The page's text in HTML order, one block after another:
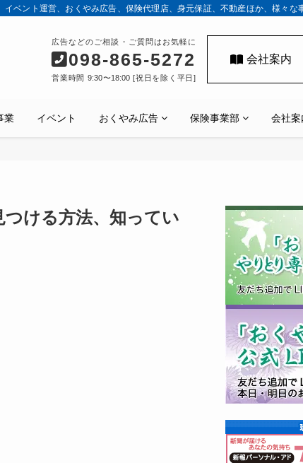
ント運営、おくやみ広告、保険代理店、身元保証、不動産ほか、様々な
広告などのご相談・ご質問はお気軽に
098-865-5272
営業時間 9:30〜18:00 [祝日を除く平日]
会社案内
業 イベント おくやみ広告 保険事業部 会社案
つける方法、知ってい